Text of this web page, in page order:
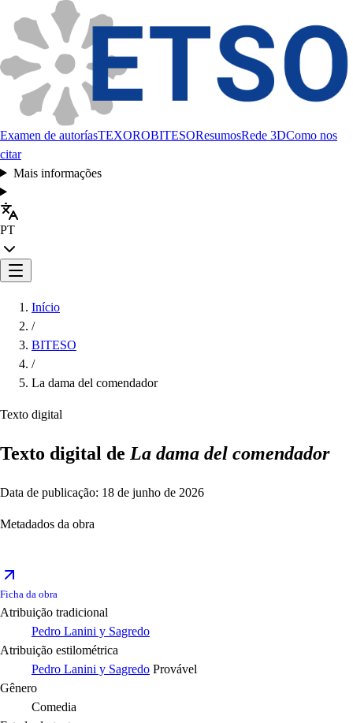
Examen de autoríasTEXOROBITESOResumosRede 3DComo nos
citar
Mais informações
PT
Início
/
BITESO
/
La dama del comendador
Texto digital
Texto digital de La dama del comendador
Data de publicação: 18 de junho de 2026
Metadados da obra
Ficha da obra
Atribuição tradicional
Pedro Lanini y Sagredo
Atribuição estilométrica
Pedro Lanini y Sagredo Provável
Gênero
Comedia